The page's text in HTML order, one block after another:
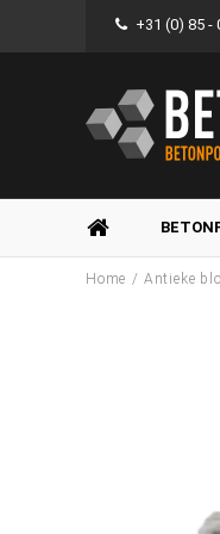
+31 (0) 85 -
Home / Antieke